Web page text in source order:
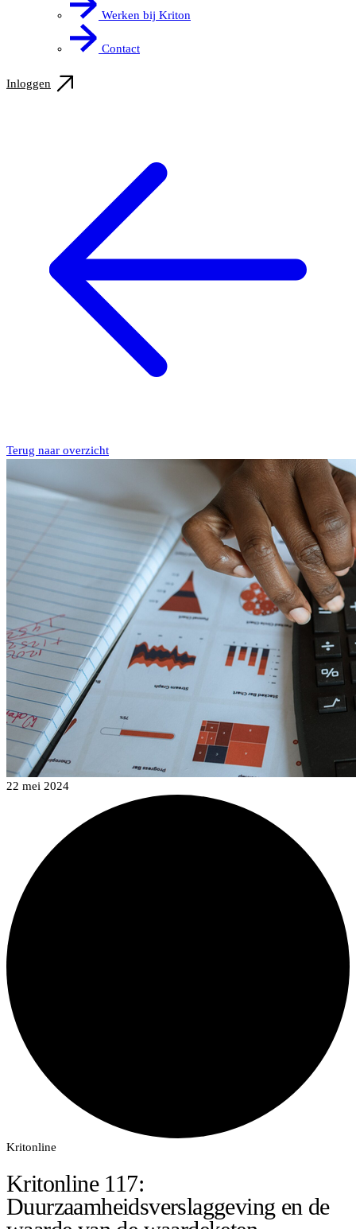
Werken bij Kriton
Contact
Inloggen
Terug naar overzicht
22 mei 2024
Kritonline
Kritonline 117:
Duurzaamheidsverslaggeving en de